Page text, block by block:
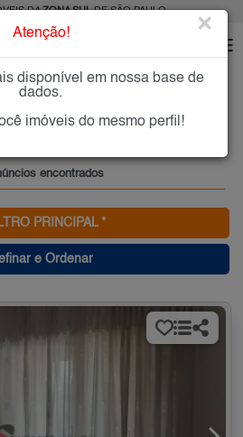
DAZONA SULDE SÃO PAULO
VILA GUARANI(ZONA SUL)
Sul
encontrados
PRINCIPAL *
e Ordenar
Atenção! ×
disponível em nossa base de
dados.
imóveis do mesmo perfil!